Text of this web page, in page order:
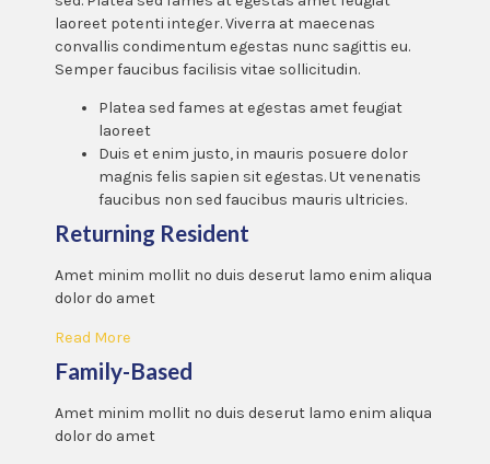
laoreet potenti integer. Viverra at maecenas
convallis condimentum egestas nunc sagittis eu.
Semper faucibus facilisis vitae sollicitudin.
Platea sed fames at egestas amet feugiat
laoreet
Duis et enim justo, in mauris posuere dolor
magnis felis sapien sit egestas. Ut venenatis
faucibus non sed faucibus mauris ultricies.
Returning Resident
Amet minim mollit no duis deserut lamo enim aliqua
dolor do amet
Read More
Family-Based
Amet minim mollit no duis deserut lamo enim aliqua
dolor do amet